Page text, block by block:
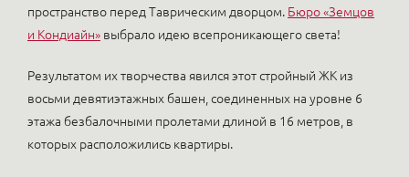
пространство перед Таврическим дворцом. Бюро «Земцов
и Кондиайн» выбрало идею всепроникающего света!
Результатом их творчества явился этот стройный ЖК из
восьми девятиэтажных башен, соединенных на уровне 6
этажа безбалочными пролетами длиной в 16 метров, в
которых расположились квартиры.